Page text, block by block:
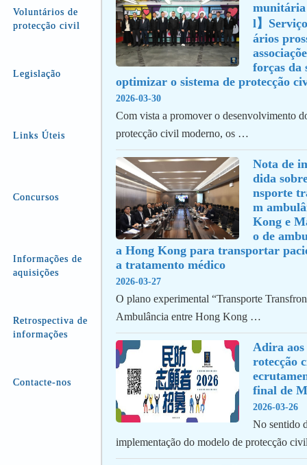
Voluntários de
protecção civil
Legislação
Links Úteis
Concursos
Informações de
aquisições
Retrospectiva de
informações
Contacte-nos
munitária
l】
ários
forças da
optimizar o sistema de protecção
2026-03-30
Com vista a promover o desenvolvimento
protecção civil moderno, os …
Nota de
dida
nsporte
m
Kong e
o de
a Hong Kong para transportar
a tratamento médico
2026-03-27
O plano experimental “Transporte
Ambulância entre Hong Kong …
Adira
rotecção
final de
2026-03-26
No sentido
implementação do modelo de protecção